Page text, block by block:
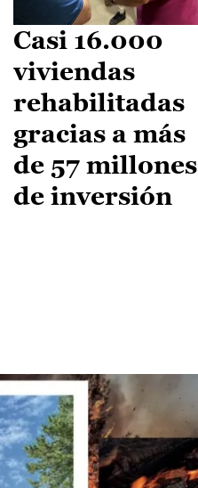
Casi 16.000
viviendas
rehabilitadas
gracias a más
de 57 millones
de inversión